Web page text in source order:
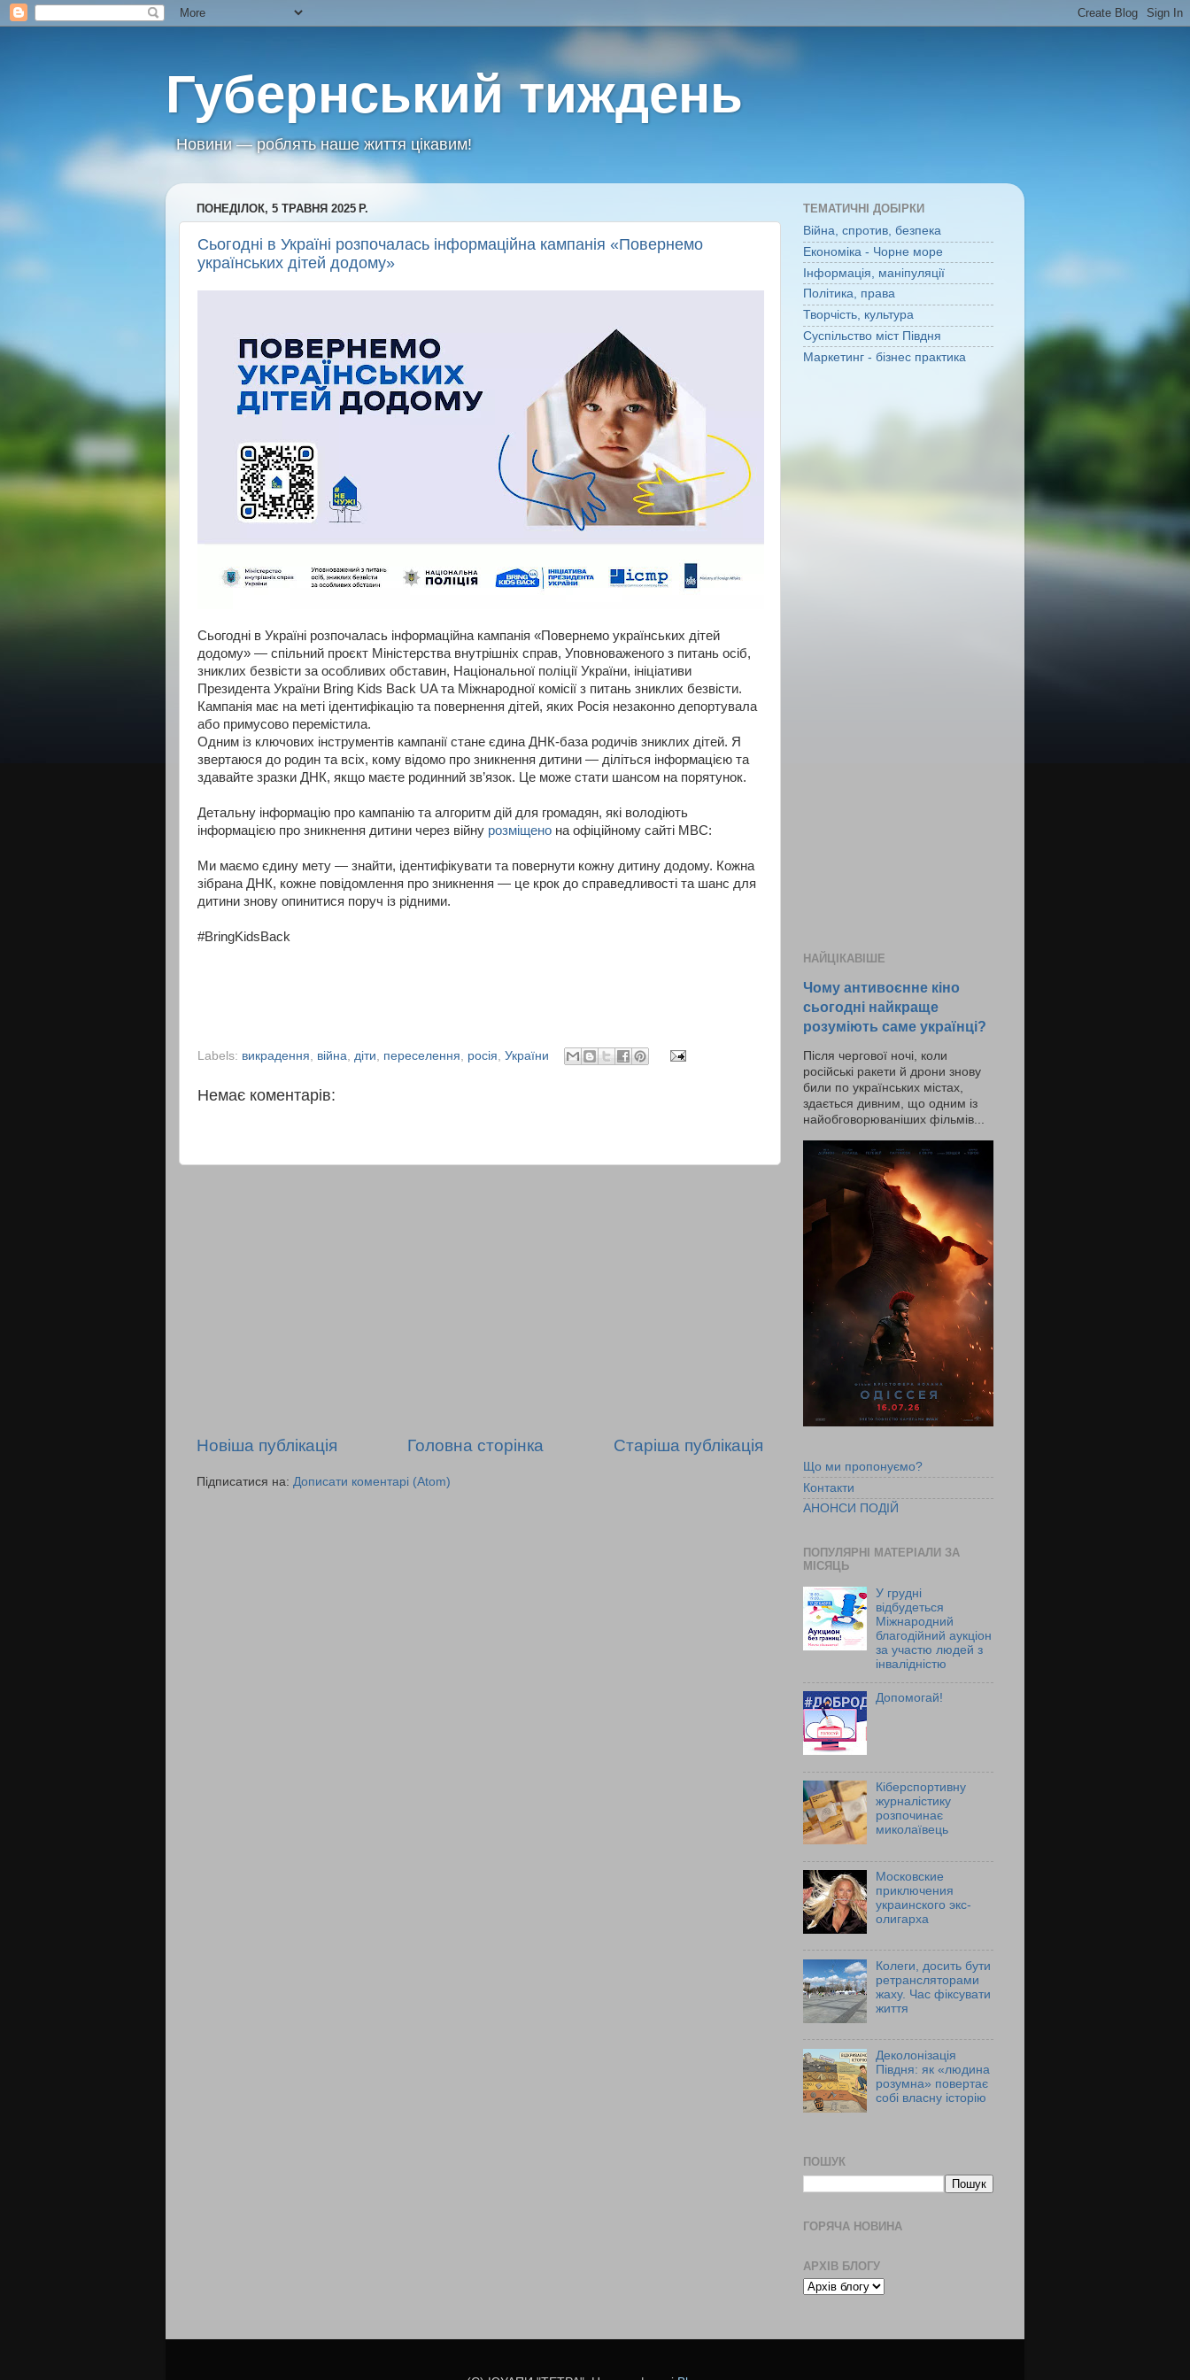
Губернський тиждень
Новини — роблять наше життя цікавим!
ПОНЕДІЛОК, 5 ТРАВНЯ 2025 Р.
Сьогодні в Україні розпочалась інформаційна кампанія «Повернемо
українських дітей додому»
Сьогодні в Україні розпочалась інформаційна кампанія «Повернемо українських дітей
додому» — спільний проєкт Міністерства внутрішніх справ, Уповноваженого з питань осіб,
зниклих безвісти за особливих обставин, Національної поліції України, ініціативи
Президента України Bring Kids Back UA та Міжнародної комісії з питань зниклих безвісти.
Кампанія має на меті ідентифікацію та повернення дітей, яких Росія незаконно депортувала
або примусово перемістила.
Одним із ключових інструментів кампанії стане єдина ДНК-база родичів зниклих дітей. Я
звертаюся до родин та всіх, кому відомо про зникнення дитини — діліться інформацією та
здавайте зразки ДНК, якщо маєте родинний зв’язок. Це може стати шансом на порятунок.
Детальну інформацію про кампанію та алгоритм дій для громадян, які володіють
інформацією про зникнення дитини через війну розміщено на офіційному сайті МВС:
Ми маємо єдину мету — знайти, ідентифікувати та повернути кожну дитину додому. Кожна
зібрана ДНК, кожне повідомлення про зникнення — це крок до справедливості та шанс для
дитини знову опинитися поруч із рідними.
#BringKidsBack
Labels: викрадення війна діти переселення росія України
Немає коментарів:
Новіша публікація Старіша публікація
Головна сторінка
Підписатися на: Дописати коментарі (Atom)
ТЕМАТИЧНІ ДОБІРКИ
Війна, спротив, безпека
Економіка - Чорне море
Інформація, маніпуляції
Політика, права
Творчість, культура
Суспільство міст Півдня
Маркетинг - бізнес практика
НАЙЦІКАВІШЕ
Чому антивоєнне кіно
сьогодні найкраще
розуміють саме українці?
Після чергової ночі, коли
російські ракети й дрони знову
били по українських містах,
здається дивним, що одним із
найобговорюваніших фільмів...
Що ми пропонуємо?
Контакти
АНОНСИ ПОДІЙ
ПОПУЛЯРНІ МАТЕРІАЛИ ЗА
МІСЯЦЬ
У грудні
відбудеться
Міжнародний
благодійний аукціон
за участю людей з
інвалідністю
Допомогай!
Кіберспортивну
журналістику
розпочинає
миколаївець
Московские
приключения
украинского экс-
олигарха
Колеги, досить бути
ретрансляторами
жаху. Час фіксувати
життя
Деколонізація
Півдня: як «людина
розумна» повертає
собі власну історію
ПОШУК
ГОРЯЧА НОВИНА
АРХІВ БЛОГУ